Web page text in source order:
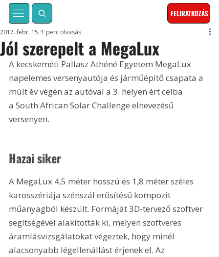
FELIRATKOZÁS
Jól szerepelt a MegaLux
2017. febr. 15. 1 perc olvasás
A kecskeméti Pallasz Athéné Egyetem MegaLux
napelemes versenyautója és járműépítő csapata a
múlt év végén az autóval a 3. helyen ért célba
a South African Solar Challenge elnevezésű
versenyen.
Hazai siker
A MegaLux 4,5 méter hosszú és 1,8 méter széles
karosszériája szénszál erősítésű kompozit
műanyagból készült. Formáját 3D-tervező szoftver
segítségével alakították ki, melyen szoftveres
áramlásvizsgálatokat végeztek, hogy minél
alacsonyabb légellenállást érjenek el. Az